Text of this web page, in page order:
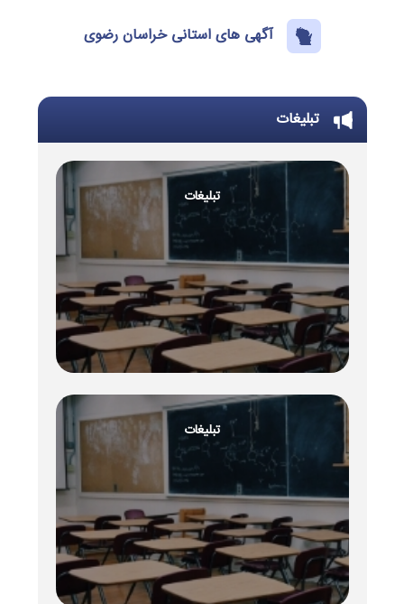
آگهی های استانی خراسان رضوی
تبلیغات
تبلیغات
تبلیغات